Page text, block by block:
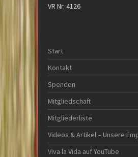
VR Nr. 4126
Start
Kontakt
Spenden
Mitgliedschaft
Mitgliederliste
Videos & Artikel – Unsere
Viva la Vida auf YouTube